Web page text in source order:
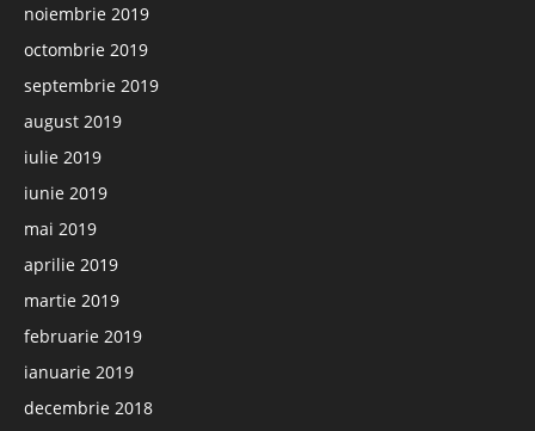
noiembrie 2019
octombrie 2019
septembrie 2019
august 2019
iulie 2019
iunie 2019
mai 2019
aprilie 2019
martie 2019
februarie 2019
ianuarie 2019
decembrie 2018